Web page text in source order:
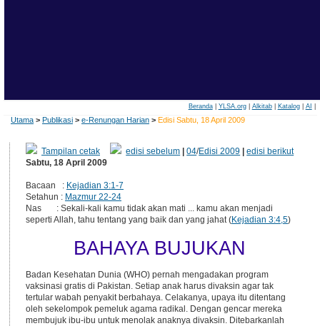
Beranda| YLSA.org| Alkitab| Katalog| AI
Utama > Publikasi > e-Renungan Harian > Edisi Sabtu, 18 April 2009
Tampilan cetak edisi sebelum |04/Edisi 2009 |edisi berikut
Sabtu, 18 April 2009
Bacaan : Kejadian 3:1-7
Setahun : Mazmur 22-24
Nas : Sekali-kali kamu tidak akan mati ... kamu akan menjadi
seperti Allah, tahu tentang yang baik dan yang jahat (Kejadian 3:4,5)
BAHAYA BUJUKAN
Badan Kesehatan Dunia (WHO) pernah mengadakan program
vaksinasi gratis di Pakistan. Setiap anak harus divaksin agar tak
tertular wabah penyakit berbahaya. Celakanya, upaya itu ditentang
oleh sekelompok pemeluk agama radikal. Dengan gencar mereka
membujuk ibu-ibu untuk menolak anaknya divaksin. Ditebarkanlah